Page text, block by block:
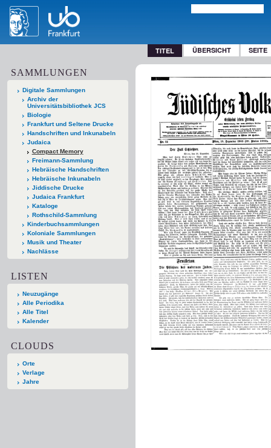
TITEL ÜBERSICHT SEITE
SAMMLUNGEN
Digitale Sammlungen
Archiv der
Universitätsbibliothek JCS
Biologie
Frankfurt und Seltene Drucke
Handschriften und Inkunabeln
Judaica
Compact Memory
Freimann-Sammlung
Hebräische Handschriften
Hebräische Inkunabeln
Jiddische Drucke
Judaica Frankfurt
Kataloge
Rothschild-Sammlung
Kinderbuchsammlungen
Koloniale Sammlungen
Musik und Theater
Nachlässe
LISTEN
Neuzugänge
Alle Periodika
Alle Titel
Kalender
CLOUDS
Orte
Verlage
Jahre